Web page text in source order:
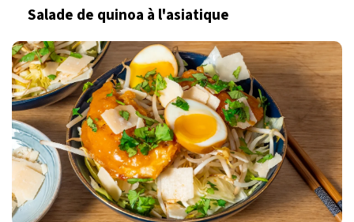
Salade de quinoa à l'asiatique